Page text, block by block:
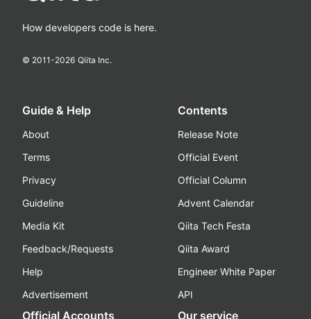
How developers code is here.
© 2011-2026 Qiita Inc.
Guide & Help
About
Terms
Privacy
Guideline
Media Kit
Feedback/Requests
Help
Advertisement
Contents
Release Note
Official Event
Official Column
Advent Calendar
Qiita Tech Festa
Qiita Award
Engineer White Paper
API
Official Accounts Our service